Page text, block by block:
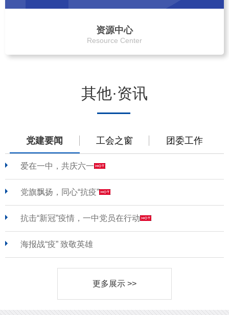
资源中心
Resource Center
其他·资讯
党建要闻 工会之窗 团委工作
爱在一中，共庆六一
党旗飘扬，同心“抗疫”
抗击“新冠”疫情，一中党员在行动
海报战“疫” 致敬英雄
更多展示 >>